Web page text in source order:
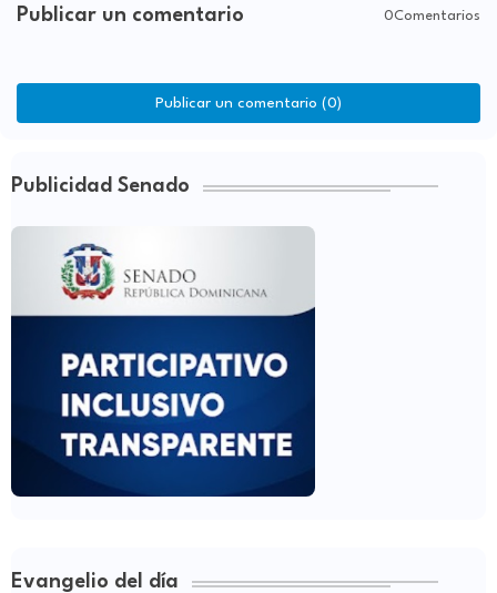
Publicar un comentario 0Comentarios
Publicar un comentario (0)
Publicidad Senado
Evangelio del día